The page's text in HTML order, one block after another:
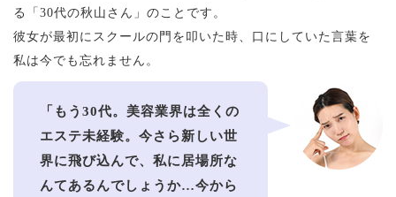
る「30代の秋山さん」のことです。
彼女が最初にスクールの門を叩いた時、口にしていた言葉を
私は今でも忘れません。
「もう30代。美容業界は全くの
エステ未経験。今さら新しい世
界に飛び込んで、私に居場所な
んてあるんでしょうか…今から